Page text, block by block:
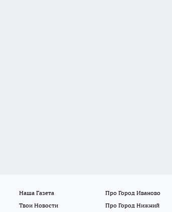
Наша Газета
Про Город Иваново
Твои Новости
Про Город Нижний